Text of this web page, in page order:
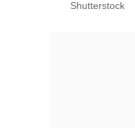
Shutterstock